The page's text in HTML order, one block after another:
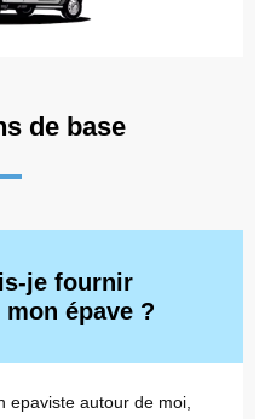
de base
je fournir
épave ?
epaviste autour de moi,